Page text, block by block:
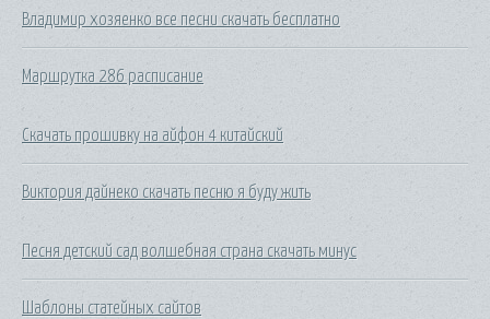
Владимир хозяенко все песни скачать бесплатно
Маршрутка 286 расписание
Скачать прошивку на айфон 4 китайский
Виктория дайнеко скачать песню я буду жить
Песня детский сад волшебная страна скачать минус
Шаблоны статейных сайтов